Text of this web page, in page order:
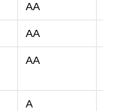
AA
AA
AA
A